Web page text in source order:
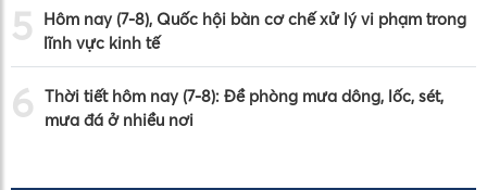
5
Hôm nay (7-8), Quốc hội bàn cơ chế xử lý vi phạm trong
lĩnh vực kinh tế
6 Thời tiết hôm nay (7-8): Đề phòng mưa dông, lốc, sét,
mưa đá ở nhiều nơi